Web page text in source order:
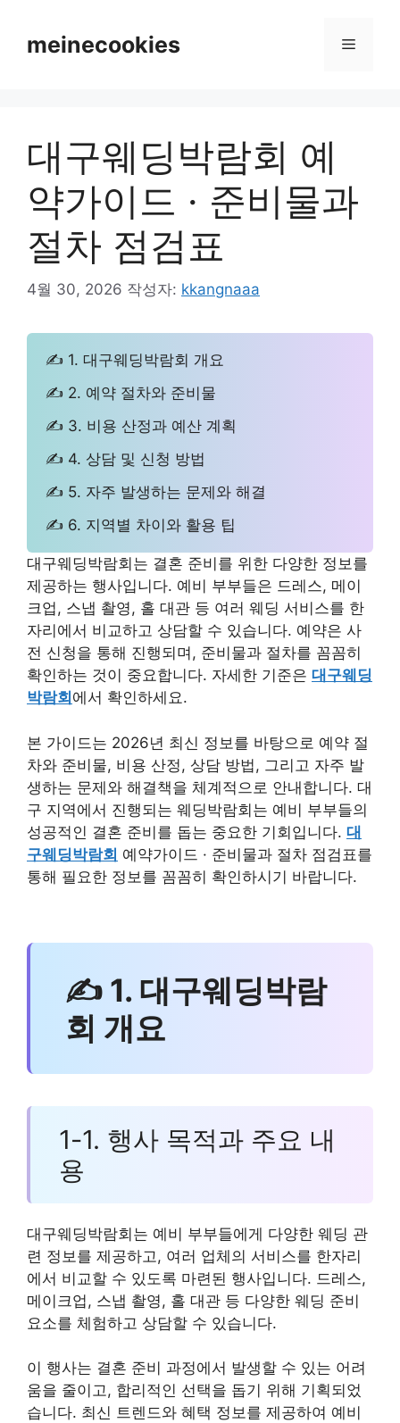
meinecookies 메
대구웨딩박람회 예
약가이드 · 준비물과
절차 점검표
4월 30, 2026 작성자: kkangnaaa
✍ 1. 대구웨딩박람회 개요
✍ 2. 예약 절차와 준비물
✍ 3. 비용 산정과 예산 계획
✍ 4. 상담 및 신청 방법
✍ 5. 자주 발생하는 문제와 해결
✍ 6. 지역별 차이와 활용 팁
대구웨딩박람회는 결혼 준비를 위한 다양한 정보를
제공하는 행사입니다. 예비 부부들은 드레스, 메이
크업, 스냅 촬영, 홀 대관 등 여러 웨딩 서비스를 한
자리에서 비교하고 상담할 수 있습니다. 예약은 사
전 신청을 통해 진행되며, 준비물과 절차를 꼼꼼히
확인하는 것이 중요합니다. 자세한 기준은 대구웨딩
박람회 에서 확인하세요.
본 가이드는 2026년 최신 정보를 바탕으로 예약 절
차와 준비물, 비용 산정, 상담 방법, 그리고 자주 발
생하는 문제와 해결책을 체계적으로 안내합니다. 대
구 지역에서 진행되는 웨딩박람회는 예비 부부들의
성공적인 결혼 준비를 돕는 중요한 기회입니다. 대
구웨딩박람회 예약가이드 · 준비물과 절차 점검표를
통해 필요한 정보를 꼼꼼히 확인하시기 바랍니다.
✍ 1. 대구웨딩박람
회 개요
1-1. 행사 목적과 주요 내
용
대구웨딩박람회는 예비 부부들에게 다양한 웨딩 관
련 정보를 제공하고, 여러 업체의 서비스를 한자리
에서 비교할 수 있도록 마련된 행사입니다. 드레스,
메이크업, 스냅 촬영, 홀 대관 등 다양한 웨딩 준비
요소를 체험하고 상담할 수 있습니다.
이 행사는 결혼 준비 과정에서 발생할 수 있는 어려
움을 줄이고, 합리적인 선택을 돕기 위해 기획되었
습니다. 최신 트렌드와 혜택 정보를 제공하여 예비